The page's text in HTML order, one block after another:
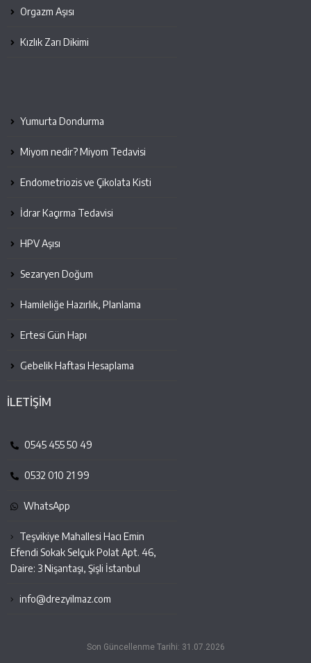
Orgazm Aşısı
Kızlık Zarı Dikimi
Yumurta Dondurma
Miyom nedir? Miyom Tedavisi
Endometriozis ve Çikolata Kisti
İdrar Kaçırma Tedavisi
HPV Aşısı
Sezaryen Doğum
Hamileliğe Hazırlık, Planlama
Ertesi Gün Hapı
Gebelik Haftası Hesaplama
İLETİŞİM
0545 455 50 49
0532 010 21 99
WhatsApp
Teşvikiye Mahallesi Hacı Emin
Efendi Sokak Selçuk Polat Apt. 46,
Daire: 3 Nişantaşı, Şişli İstanbul
info@drezyilmaz.com
Son Güncellenme Tarihi: 31.07.2026